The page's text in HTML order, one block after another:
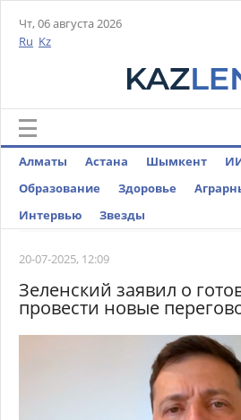
Чт, 06 августа 2026
Ru Kz
Алматы Астана Шымкент
Образование
Здоровье
Интервью
Звезды
20-07-2025, 12:09
Зеленский заявил о
провести новые